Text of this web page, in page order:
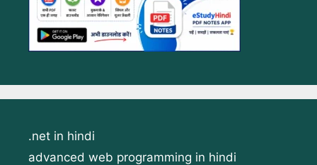
.net in hindi
advanced web programming in hindi